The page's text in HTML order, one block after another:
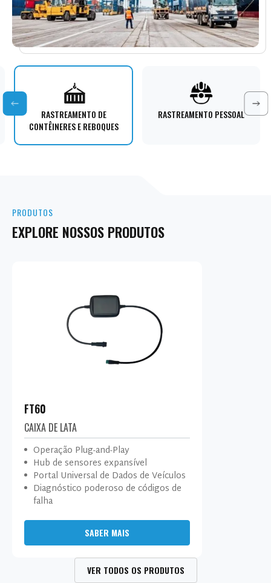
RASTREAMENTO DE
CONTÊINERES E REBOQUES
RASTREAMENTO PESSOAL
PRODUTOS
EXPLORE NOSSOS PRODUTOS
FT60
CAIXA DE LATA
Operação Plug-and-Play
Hub de sensores expansível
Portal Universal de Dados de Veículos
Diagnóstico poderoso de códigos de
falha
SABER MAIS
VER TODOS OS PRODUTOS